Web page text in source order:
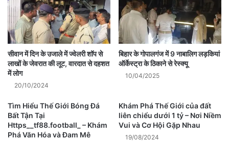
सीवान में दिन के उजाले में ज्वेलरी शॉप से
लाखों के जेवरात की लूट, वारदात से दहशत
में लोग
20/10/2024
बिहार के गोपालगंज में 9 नाबालिग लड़कियां
ऑर्केस्ट्रा के ठिकाने से रेस्क्यू
10/04/2025
Tìm Hiểu Thế Giới Bóng Đá
Bất Tận Tại
Https__tf88.football_ – Khám
Phá Văn Hóa và Đam Mê
Khám Phá Thế Giới của đất
liên chiểu dưới 1 tỷ – Nơi Niềm
Vui và Cơ Hội Gặp Nhau
19/08/2024